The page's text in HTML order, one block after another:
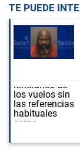
TE PUEDE